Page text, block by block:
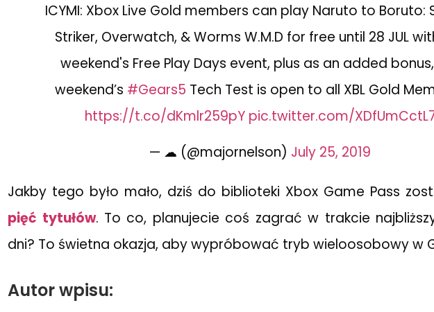
ICYMI: Xbox Live Gold members can play Naruto to Boruto:
Striker, Overwatch, & Worms W.M.D for free until 28 JUL
weekend's Free Play Days event, plus as an added
weekend’s #Gears5 Tech Test is open to all XBL Gold
https://t.co/dKmlr259pY pic.twitter.com/
— ☁ (@majornelson) July 25, 2019
Jakby tego było mało, dziś do biblioteki Xbox Game Pass
pięć tytułów. To co, planujecie coś zagrać w trakcie
dni? To świetna okazja, aby wypróbować tryb wieloosobowy w
Autor wpisu: